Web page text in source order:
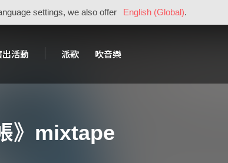
settings, we also offer English (Global).
出活動 派歌 吹音樂
》mixtape